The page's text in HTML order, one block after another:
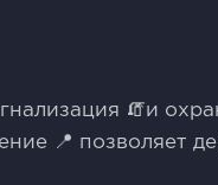
🧯и
📍 позволяет